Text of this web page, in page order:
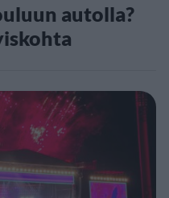
autolla?